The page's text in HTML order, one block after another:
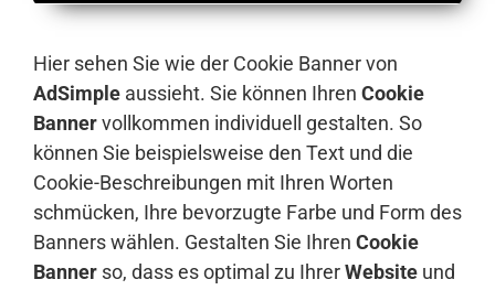
Hier sehen Sie wie der Cookie Banner von
AdSimple aussieht. Sie können Ihren Cookie
Bannervollkommen individuell gestalten. So
können Sie beispielsweise den Text und die
Cookie-Beschreibungen mit Ihren Worten
schmücken, Ihre bevorzugte Farbe und Form des
Banners wählen. Gestalten Sie Ihren Cookie
Banner so, dass es optimal zu IhrerWebsite und